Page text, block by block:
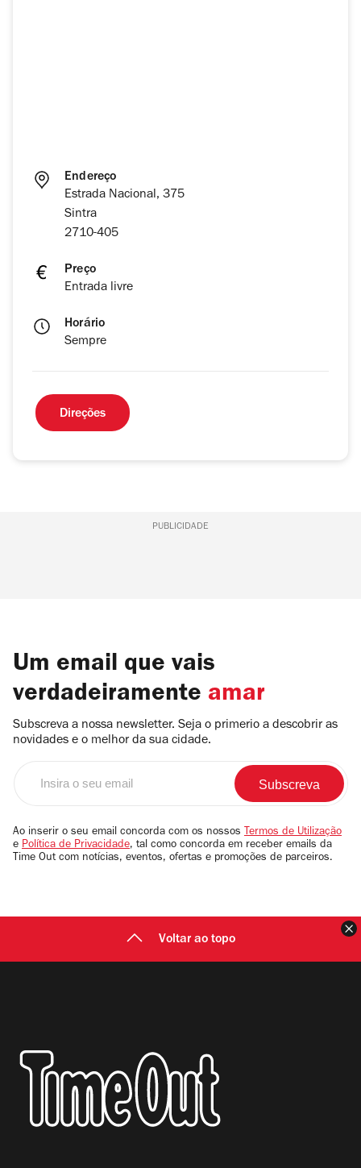
Endereço
Estrada Nacional, 375
Sintra
2710-405
Preço
Entrada livre
Horário
Sempre
Direções
PUBLICIDADE
Um email que vais
verdadeiramente amar
Subscreva a nossa newsletter. Seja o primerio a descobrir as
novidades e o melhor da sua cidade.
email
Ao inserir o seu email concorda com os nossos Termos de Utilização
e Política de Privacidade, tal como concorda em receber emails da
Time Out com notícias, eventos, ofertas e promoções de parceiros.
Voltar ao topo